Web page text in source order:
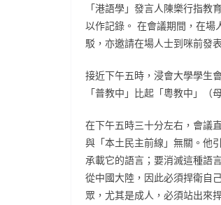
「港語學」發言人陳樂行指
以作記錄。 在會議期間，在場
駁，亦邀請在場人士到咪前發
接近下午五時，浸會大學學生
「普教中」比起「粵教中」（
在下午五時三十分左右，會議
與「本土民主前線」無關。他
承載它的語言；要消滅這種語
從中國大陸，因此必須捍衛自
眾，尤其是成人，必須站出來